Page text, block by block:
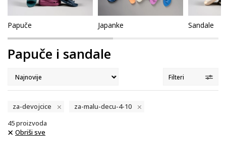
Papuče Japanke Sandale
Papuče i sandale
Filteri
za-devojcice
za-malu-decu-4-10
45proizvoda
Obriši sve